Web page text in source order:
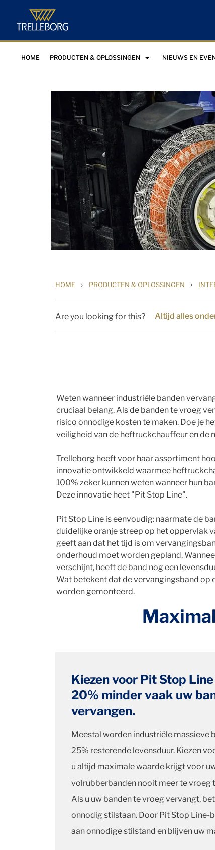
HOME PRODUCTEN & OPLOSSINGEN NIEUWS EN
HOME › PRODUCTEN & OPLOSSINGEN ›
Are you looking for this? Altijd alles
Weten wanneer industriële banden
cruciaal belang. Als de banden te vroeg
risico onnodige kosten te maken. Doe je
veiligheid van de heftruckchauffeur en de
Trelleborg heeft voor haar assortiment
innovatie ontwikkeld waarmee
100% zeker kunnen weten wanneer hun
Deze innovatie heet "Pit Stop Line".
Pit Stop Line is eenvoudig: naarmate de
duidelijke oranje streep op het oppervlak
geeft aan dat het tijd is om
onderhoud moet worden gepland.
verschijnt, heeft de band nog een
Wat betekent dat de vervangingsband op
worden gemonteerd.
Kiezen voor Pit Stop
20% minder vaak uw
vervangen.
Meestal worden industriële massieve
25% resterende levensduur. Kiezen
u altijd maximale waarde krijgt voor
volrubberbanden nooit meer te vroeg
Als u uw banden te vroeg vervangt,
onnodig stilstaan. Door Pit Stop Line-
aan onnodige stilstand en blijven uw